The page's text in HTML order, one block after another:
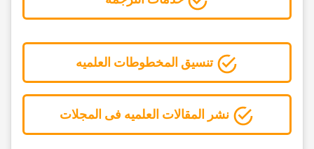
تنسیق المخطوطات العلمیه
نشر المقالات العلمیه فی المجلات